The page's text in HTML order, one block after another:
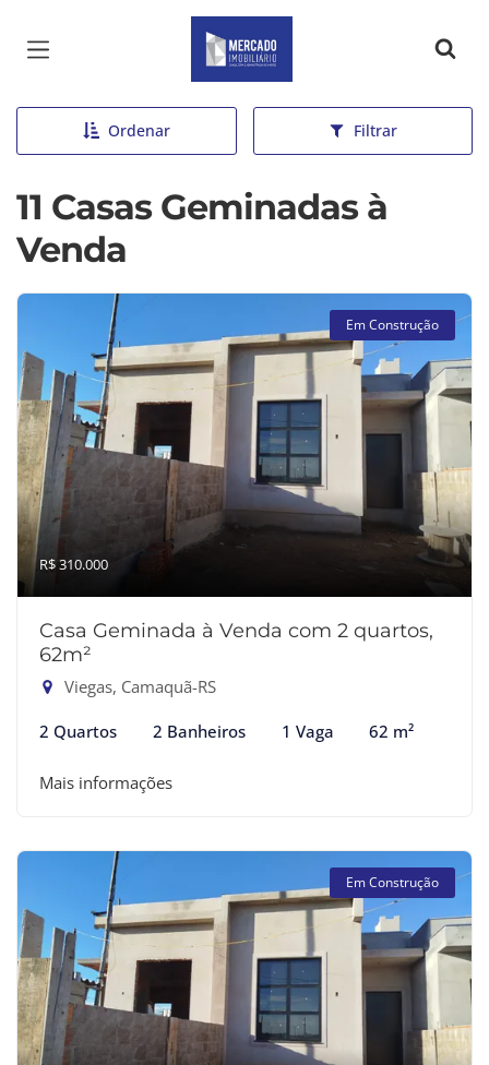
Página inicial
Ordenar Filtrar
11 Casas Geminadas à
Venda
Em Construção
R$ 310.000
Casa Geminada à Venda com 2 quartos,
62m²
Viegas, Camaquã-RS
2 Quartos 2 Banheiros 1 Vaga 62 m²
Mais informações
Em Construção